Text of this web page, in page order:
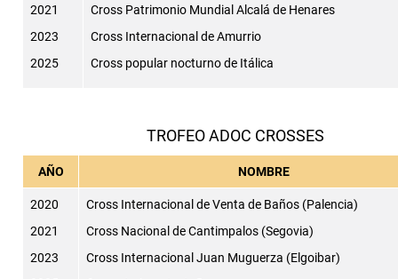
2021
2023
2025
Cross Patrimonio Mundial Alcalá de Henares
Cross Internacional de Amurrio
Cross popular nocturno de Itálica
TROFEO ADOC CROSSES
AÑO NOMBRE
2020
2021
2023
Cross Internacional de Venta de Baños (Palencia)
Cross Nacional de Cantimpalos (Segovia)
Cross Internacional Juan Muguerza (Elgoibar)